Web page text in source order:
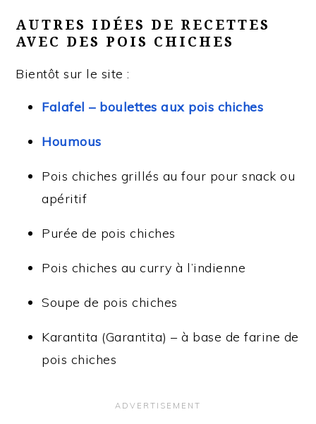
AUTRES IDÉES DE RECETTES
AVEC DES POIS CHICHES
Bientôt sur le site :
Falafel – boulettes aux pois chiches
Houmous
Pois chiches grillés au four pour snack ou
apéritif
Purée de pois chiches
Pois chiches au curry à l’indienne
Soupe de pois chiches
Karantita (Garantita) – à base de farine de
pois chiches